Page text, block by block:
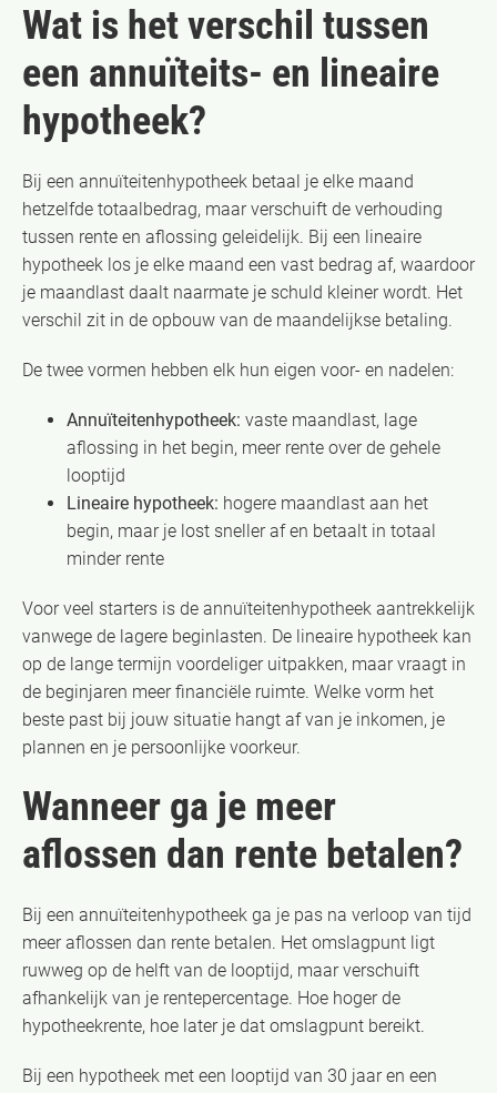
Wat is het verschil tussen
een annuïteits- en lineaire
hypotheek?
Bij een annuïteitenhypotheek betaal je elke maand
hetzelfde totaalbedrag, maar verschuift de verhouding
tussen rente en aflossing geleidelijk. Bij een lineaire
hypotheek los je elke maand een vast bedrag af, waardoor
je maandlast daalt naarmate je schuld kleiner wordt. Het
verschil zit in de opbouw van de maandelijkse betaling.
De twee vormen hebben elk hun eigen voor- en nadelen:
Annuïteitenhypotheek: vaste maandlast, lage
aflossing in het begin, meer rente over de gehele
looptijd
Lineaire hypotheek: hogere maandlast aan het
begin, maar je lost sneller af en betaalt in totaal
minder rente
Voor veel starters is de annuïteitenhypotheek aantrekkelijk
vanwege de lagere beginlasten. De lineaire hypotheek kan
op de lange termijn voordeliger uitpakken, maar vraagt in
de beginjaren meer financiële ruimte. Welke vorm het
beste past bij jouw situatie hangt af van je inkomen, je
plannen en je persoonlijke voorkeur.
Wanneer ga je meer
aflossen dan rente betalen?
Bij een annuïteitenhypotheek ga je pas na verloop van tijd
meer aflossen dan rente betalen. Het omslagpunt ligt
ruwweg op de helft van de looptijd, maar verschuift
afhankelijk van je rentepercentage. Hoe hoger de
hypotheekrente, hoe later je dat omslagpunt bereikt.
Bij een hypotheek met een looptijd van 30 jaar en een